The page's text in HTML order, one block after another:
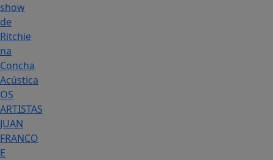
show
de
Ritchie
na
Concha
Acústica
OS
ARTISTAS
JUAN
FRANCO
E